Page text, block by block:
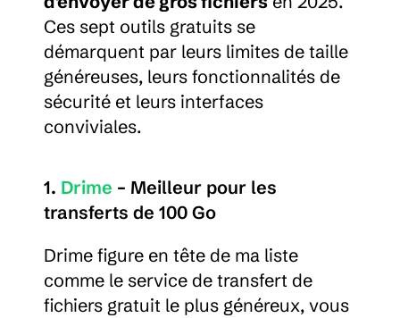
Ces sept outils gratuits se
démarquent par leurs limites de taille
généreuses, leurs fonctionnalités de
sécurité et leurs interfaces
conviviales.
1. Drime – Meilleur pour les
transferts de 100 Go
Drime figure en tête de ma liste
comme le service de transfert de
fichiers gratuit le plus généreux, vous